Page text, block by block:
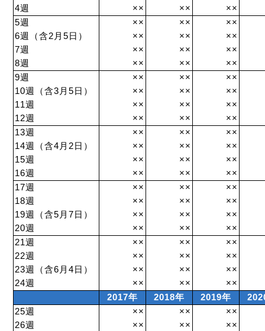
4週
×× ××
××
5週
×× ××
××
6週（含2月5日）
×× ××
××
7週
×× ××
××
8週
×× ××
××
9週
×× ××
××
10週（含3月5日）
×× ××
××
11週
×× ××
××
12週
×× ××
××
13週
×× ××
××
14週（含4月2日）
×× ××
××
15週
×× ××
××
16週
×× ××
××
17週
×× ××
××
18週
×× ××
××
19週（含5月7日）
×× ××
××
20週
×× ××
××
21週
×× ××
××
22週
×× ××
××
23週（含6月4日）
×× ××
××
24週
×× ××
××
2017年
2018年 2019年
25週
×× ××
××
26週
×× ××
××